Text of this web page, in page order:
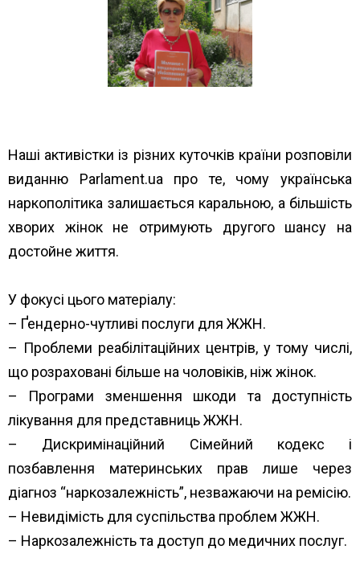
Наші активістки із різних куточків країни розповіли
виданню Parlament.ua про те, чому українська
наркополітика залишається каральною, а більшість
хворих жінок не отримують другого шансу на
достойне життя.
У фокусі цього матеріалу:
– Ґендерно-чутливі послуги для ЖЖН.
– Проблеми реабілітаційних центрів, у тому числі,
що розраховані більше на чоловіків, ніж жінок.
– Програми зменшення шкоди та доступність
лікування для представниць ЖЖН.
– Дискримінаційний Сімейний кодекс і
позбавлення материнських прав лише через
діагноз “наркозалежність”, незважаючи на ремісію.
– Невидімість для суспільства проблем ЖЖН.
– Наркозалежність та доступ до медичних послуг.